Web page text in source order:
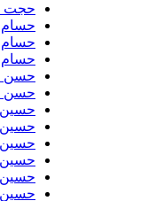
حجت اشرف
حسام الدین
حسام فرهناکی
حسام مختاری
حسن تاج
حسن دنیابین
حسین آقایی
حسین احسانی
حسین توکلی
حسین حماد
حسین رخصت
حسین قنبری